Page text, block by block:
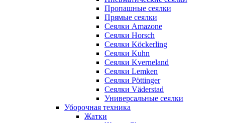
Пропашные сеялки
Прямые сеялки
Сеялки Amazone
Сеялки Horsch
Сеялки Köckerling
Сеялки Kuhn
Сеялки Kverneland
Сеялки Lemken
Сеялки Pöttinger
Сеялки Väderstad
Универсальные сеялки
Уборочная техника
Жатки